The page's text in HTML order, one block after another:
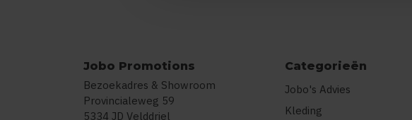
Jobo Promotions
Bezoekadres & Showroom
Provincialeweg 59
5334 JD Velddriel
Categorieën
Jobo's Advies
Kleding